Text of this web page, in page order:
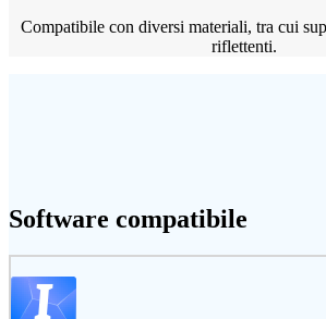
Compatibile con diversi materiali, tra cui
riflettenti.
Software compatibile